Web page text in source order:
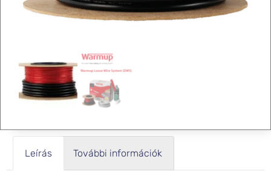
Leírás További információk